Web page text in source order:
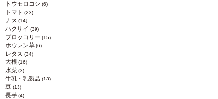
トウモロコシ (6)
トマト (23)
ナス (14)
ハクサイ (39)
ブロッコリー (15)
ホウレン草 (6)
レタス (34)
大根 (16)
水菜 (3)
牛乳・乳製品 (13)
豆 (13)
長芋 (4)